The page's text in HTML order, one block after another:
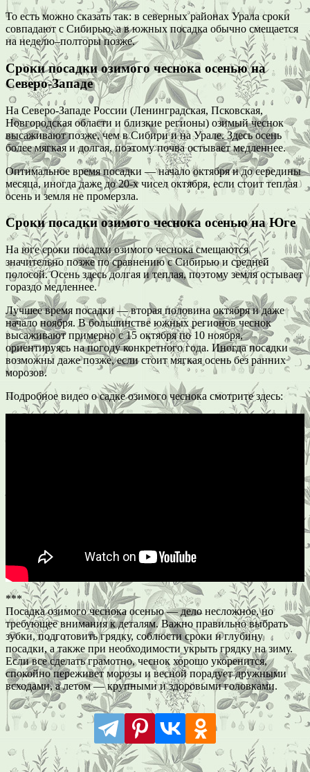
То есть можно сказать так: в северных районах Урала сроки
совпадают с Сибирью, а в южных посадка обычно смещается
на неделю–полторы позже.
Сроки посадки озимого чеснока осенью на
Северо-Западе
На Северо-Западе России (Ленинградская, Псковская,
Новгородская области и близкие регионы) озимый чеснок
высаживают позже, чем в Сибири и на Урале. Здесь осень
более мягкая и долгая, поэтому почва остывает медленнее.
Оптимальное время посадки — начало октября и до середины
месяца, иногда даже до 20-х чисел октября, если стоит теплая
осень и земля не промерзла.
Сроки посадки озимого чеснока осенью на Юге
На юге сроки посадки озимого чеснока смещаются
значительно позже по сравнению с Сибирью и средней
полосой. Осень здесь долгая и теплая, поэтому земля остывает
гораздо медленнее.
Лучшее время посадки — вторая половина октября и даже
начало ноября. В большинстве южных регионов чеснок
высаживают примерно с 15 октября по 10 ноября,
ориентируясь на погоду конкретного года. Иногда посадки
возможны даже позже, если стоит мягкая осень без ранних
морозов.
Подробное видео о садке озимого чеснока смотрите здесь:
***
Посадка озимого чеснока осенью — дело несложное, но
требующее внимания к деталям. Важно правильно выбрать
зубки, подготовить грядку, соблюсти сроки и глубину
посадки, а также при необходимости укрыть грядку на зиму.
Если все сделать грамотно, чеснок хорошо укоренится,
спокойно переживет морозы и весной порадует дружными
всходами, а летом — крупными и здоровыми головками.